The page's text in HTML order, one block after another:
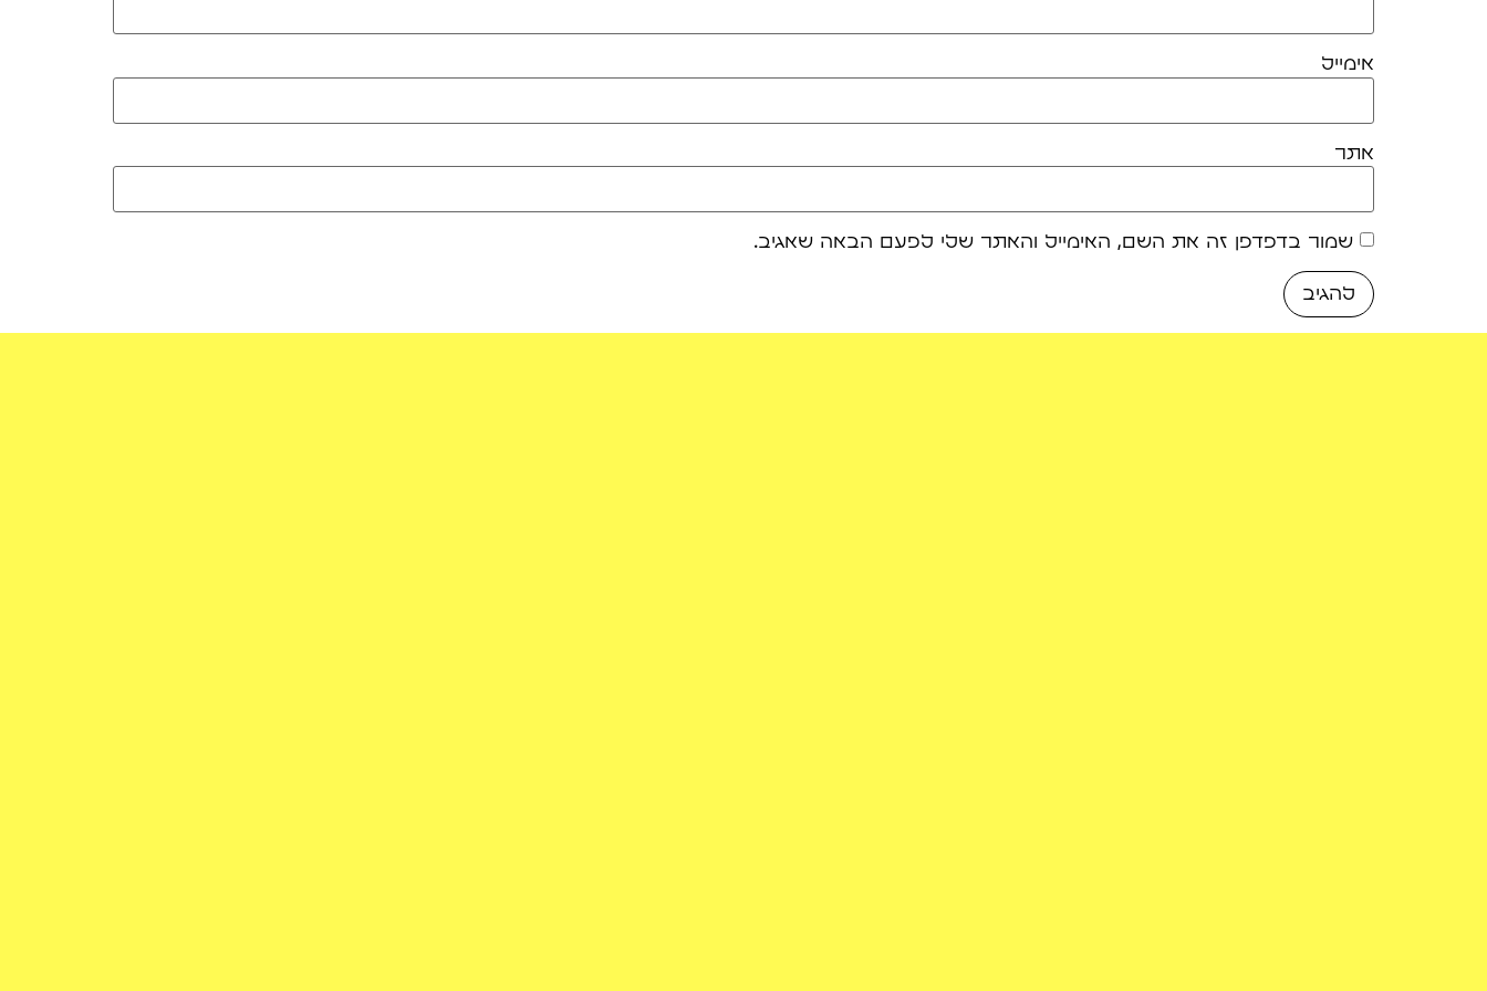
אימייל
אתר
שמור בדפדפן זה את השם, האימייל והאתר שלי לפעם הבאה שאגיב.